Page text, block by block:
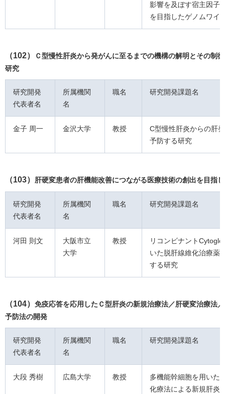
影響を及ぼす宿主因子
を目指したゲノムワイ
（102）
Ｃ型慢性肝炎から発がんに至るまでの機構の解明とその制
研究
研究開発
代表者名
所属機関
名
職名 研究開発課題名
金子 周一 金沢大学 教授
C型慢性肝炎からの肝
予防する研究
（103） 肝硬変患者の肝機能改善につながる医療技術の創出を目指
研究開発
代表者名
所属機関
名
職名 研究開発課題名
河田 則文
大阪市立
大学
教授
リコンビナント
いた脱肝線維化治療薬
する研究
（104） 免疫応答を応用したＣ型肝炎の新規治療法／肝硬変治療法
予防法の開発
研究開発
代表者名
所属機関
名
職名 研究開発課題名
大段 秀樹 広島大学 教授
多機能幹細胞を用いた
化療法による新規肝炎/